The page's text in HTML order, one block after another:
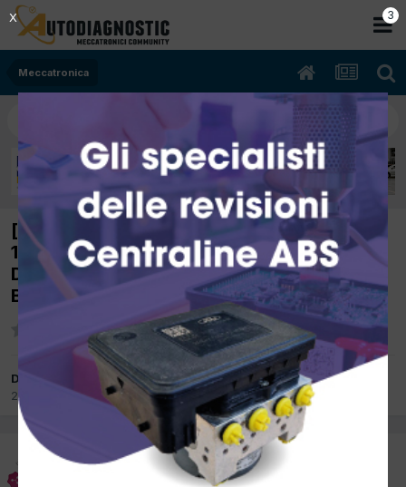
Meccatronica
[mercedes SL 230 07/2004 3.7cc 112.973
180Kw Benzina] BATTERIA ACCESA SUL
DISPLAY ROSSA E LEVA SELETTRICE
BLOCCATA IN P
Da Francesco La Corte
27 Marzo 2017 inMeccatronica
Francesco La Corte
27 Marzo 2017
2
X